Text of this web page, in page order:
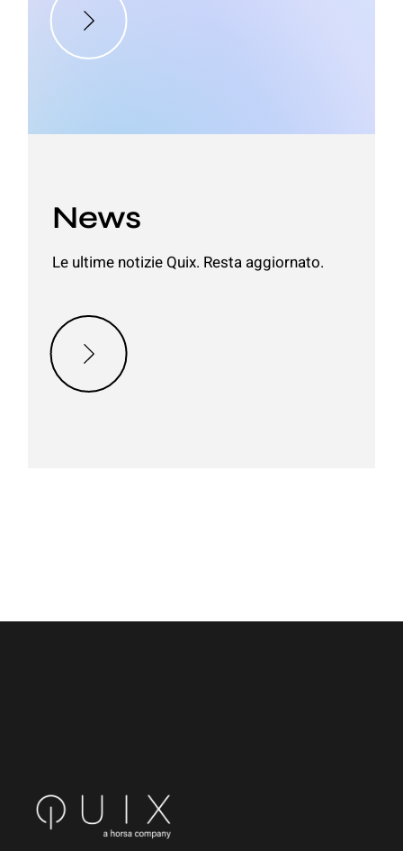
News
Le ultime notizie Quix. Resta aggiornato.